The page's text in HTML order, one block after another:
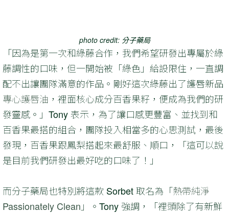
photo credit: 分子藥局
「因為是第一次和綠藤合作，我們希望研發出專屬於綠
藤調性的口味，但一開始被「綠色」給設限住，一直調
配不出讓團隊滿意的作品。剛好這次綠藤出了護唇新品
專心護唇油 ，裡面核心成分百香果籽，便成為我們的研
發靈感。」Tony 表示，為了讓口感更豐富、並找到和
百香果最搭的組合，團隊投入相當多的心思測試，最後
發現，百香果跟鳳梨搭起來最舒服、順口，「這可以說
是目前我們研發出最好吃的口味了！」
而分子藥局也特別將這款 Sorbet 取名為「熱帶純淨
Passionately Clean 」。Tony 強調，「裡頭除了有新鮮